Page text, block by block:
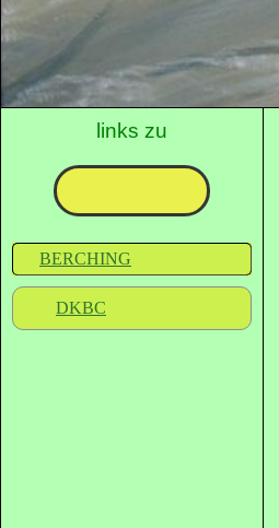
links zu
BERCHING
DKBC